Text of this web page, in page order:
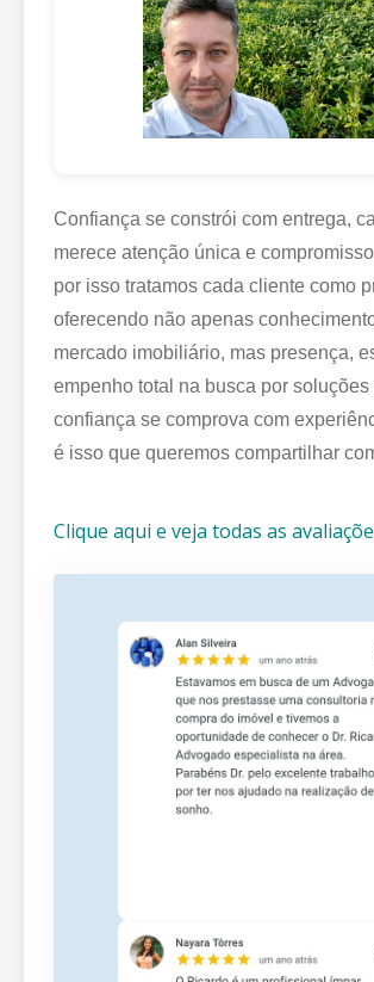
Confiança se constrói com entrega,
merece atenção única e
por isso tratamos cada cliente como
oferecendo não apenas
mercado imobiliário, mas presença,
empenho total na busca por soluções
confiança se comprova com
é isso que queremos compartilhar
Clique aqui e veja todas as